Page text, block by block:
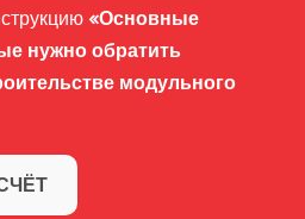
«Основные
нужно обратить
модульного